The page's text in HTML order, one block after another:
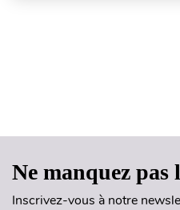
Ne manquez pas
Inscrivez-vous à notre